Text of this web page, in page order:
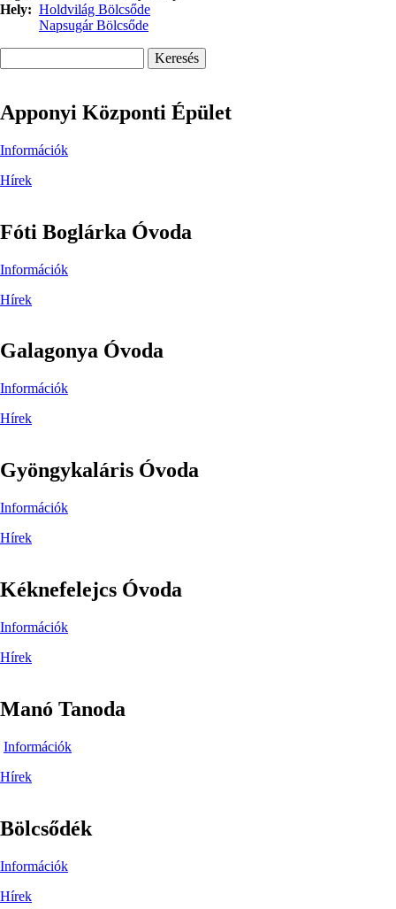
Hely
Holdvilág Bölcsőde
Napsugár Bölcsőde
Apponyi Központi Épület
Információk
Hírek
Fóti Boglárka Óvoda
Információk
Hírek
Galagonya Óvoda
Információk
Hírek
Gyöngykaláris Óvoda
Információk
Hírek
Kéknefelejcs Óvoda
Információk
Hírek
Manó Tanoda
Információk
Hírek
Bölcsődék
Információk
Hírek